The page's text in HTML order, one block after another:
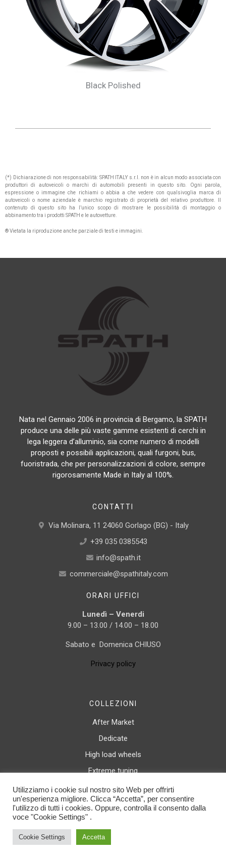
Black Polished
(*) Dichiarazione di non responsabilità: SPATH ITALY s.r.l. non è in alcun modo associata con
produttori di autoveicoli o marchi di automobili presenti in questo sito. Ogni parola,
espressione o immagine che richiami o abbia a che vedere con qualsivoglia marca di
autoveicoli o nome aziendale è marchio registrato di proprietà del relativo produttore. Il
contenuto di questo sito ha l’unico scopo di mostrare le possibilità di montaggio o
abbinamento tra i prodotti SPATH e le autovetture.
® Vietata la riproduzione anche parziale di testi e immagini.
Nata nel Gennaio 2006 in provincia di Bergamo, la SPATH
produce una delle più vaste gamme esistenti di cerchi in
lega leggera d’alluminio, sia come numero di modelli
proposti e possibili applicazioni, quali furgoni, bus,
fuoristrada, che per personalizzazioni di colore, sempre
rigorosamente Made in Italy al 100%.
CONTATTI
Via Molinara, 11 24060 Gorlago (BG) - Italy
+39 035 0385543
info@spath.it
commerciale@spathitaly.com
ORARI UFFICI
Lunedì – Venerdi
9.00 – 13.00 / 14.00 – 18.00
Sabato e Domenica CHIUSO
Privacy policy
COLLEZIONI
After Market
Dedicate
High load wheels
Extreme tuning
Canale rovesciato
Luxury wheels
© 2025 Spath Italy Srl. All rights reserved. C.F. / P.IVA 04468310166 | By
Duemilacom S.r.l.
Utilizziamo i cookie sul nostro sito Web per offrirti
un'esperienza migliore. Clicca “Accetta”, per consentire
l'utilizzo di tutti i cookies. Oppure, controlla il consento dalla
voce "Cookie Settings" .
Cookie Settings Accetta